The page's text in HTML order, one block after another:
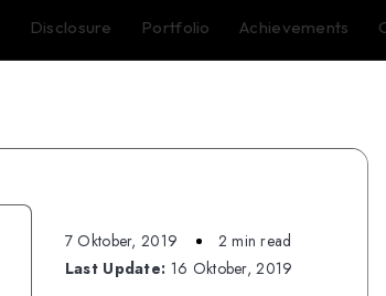
Disclosure Portfolio Achievements
7 Oktober, 2019
2 min read
Last Update: 16 Oktober, 2019